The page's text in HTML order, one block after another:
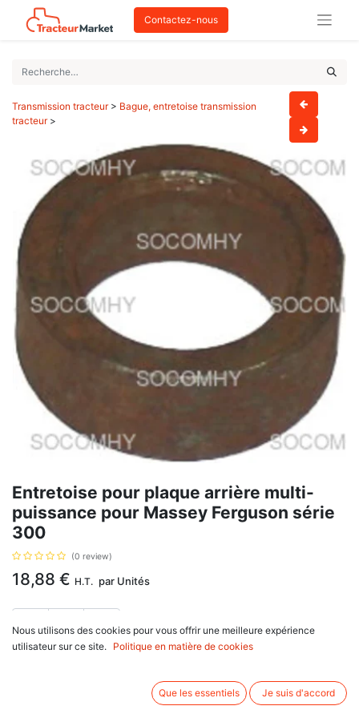
Contactez-nous
Transmission tracteur> Bague, entretoise transmission
tracteur>
Entretoise pour plaque arrière multi-
puissance pour Massey Ferguson série
300
(0 review)
18,88 € H.T. par Unités
Référence d'origine 888701, se monte sur Massey Ferguson
Nous utilisons des cookies pour vous offrir une meilleure expérience
utilisateur sur ce site.
Politique en matière de cookies
Que les essentiels Je suis d'accord